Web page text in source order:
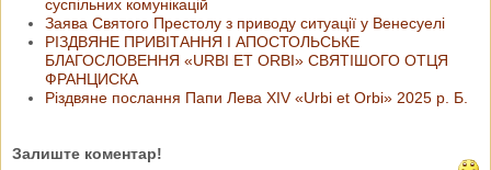
суспільних комунікацій
Заява Святого Престолу з приводу ситуації у Венесуелі
РІЗДВЯНЕ ПРИВІТАННЯ І АПОСТОЛЬСЬКЕ
БЛАГОСЛОВЕННЯ «URBI ET ORBI» СВЯТІШОГО ОТЦЯ
ФРАНЦИСКА
Різдвяне послання Папи Лева ХІV «Urbi et Orbi» 2025 р. Б.
Залиште коментар!